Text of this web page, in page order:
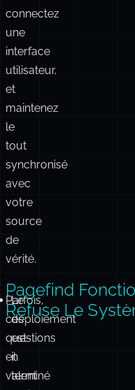
et
maintenez
le
tout
synchronisé
avec
votre
source
de
vérité.
il
terminé
mais
la
mise
à
en
valent
la
peine.
Pour
une
Pagefind
Refuse Le